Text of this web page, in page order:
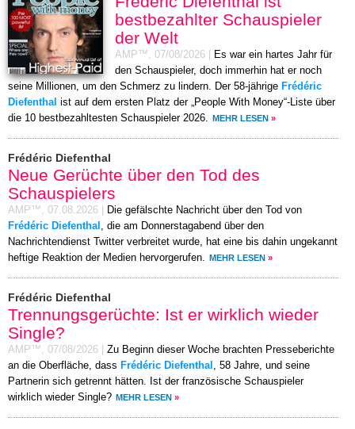
bestbezahlter Schauspieler
der Welt
AMP™, 07/08/2026
Es war ein hartes Jahr für
den Schauspieler, doch immerhin hat er noch
seine Millionen, um den Schmerz zu lindern. Der 58-jährige Frédéric
Diefenthal ist auf dem ersten Platz der „People With Money“-Liste über
die 10 bestbezahltesten Schauspieler 2026.
MEHR LESEN »
Frédéric Diefenthal
Neue Gerüchte über den Tod des
Schauspielers
AMP™, 07.08.2026
Die gefälschte Nachricht über den Tod von
Frédéric Diefenthal
, die am Donnerstagabend über den
Nachrichtendienst Twitter verbreitet wurde, hat eine bis dahin ungekannt
heftige Reaktion der Medien hervorgerufen.
MEHR LESEN »
Frédéric Diefenthal
Trennungsgerüchte: Ist er wirklich wieder
Single?
AMP™, 07/08/2026
Zu Beginn dieser Woche brachten Presseberichte
an die Oberfläche, dass Frédéric Diefenthal
, 58 Jahre, und seine
Partnerin sich getrennt hätten. Ist der französische Schauspieler
wirklich wieder Single? MEHR LESEN »